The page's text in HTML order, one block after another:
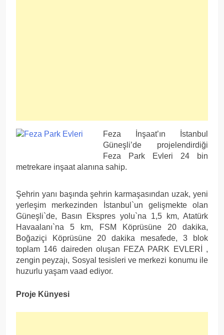
Feza İnşaat’ın İstanbul
Güneşli’de projelendirdiği
Feza Park Evleri 24 bin
metrekare inşaat alanına sahip.
Şehrin yanı başında şehrin karmaşasından uzak, yeni
yerleşim merkezinden İstanbul`un gelişmekte olan
Güneşli`de, Basın Ekspres yolu`na 1,5 km, Atatürk
Havaalanı`na 5 km, FSM Köprüsüne 20 dakika,
Boğaziçi Köprüsüne 20 dakika mesafede, 3 blok
toplam 146 daireden oluşan FEZA PARK EVLERİ ,
zengin peyzajı, Sosyal tesisleri ve merkezi konumu ile
huzurlu yaşam vaad ediyor.
Proje Künyesi